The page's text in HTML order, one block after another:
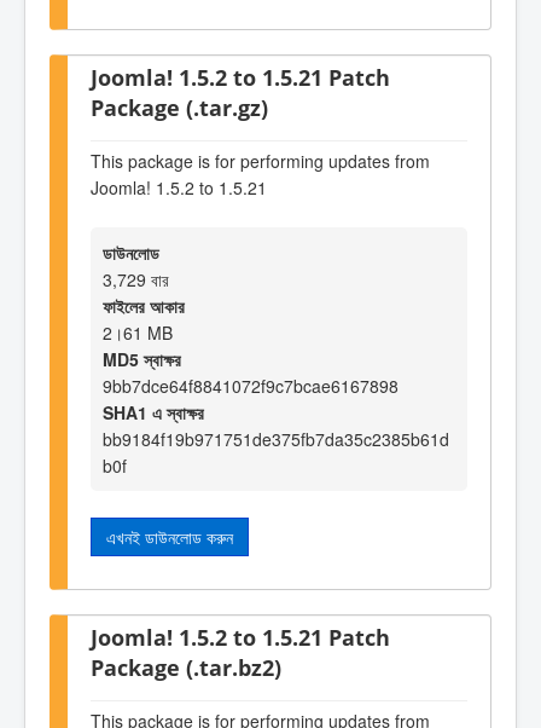
Joomla! 1.5.2 to 1.5.21 Patch
Package (.tar.gz)
This package is for performing updates from
Joomla! 1.5.2 to 1.5.21
ডাউনলোড
3,729 বার
ফাইলের আকার
2।61 MB
MD5 স্বাক্ষর
9bb7dce64f8841072f9c7bcae6167898
SHA1 এ স্বাক্ষর
bb9184f19b971751de375fb7da35c2385b61d
b0f
এখনই ডাউনলোড করুন
Joomla! 1.5.2 to 1.5.21 Patch
Package (.tar.bz2)
This package is for performing updates from